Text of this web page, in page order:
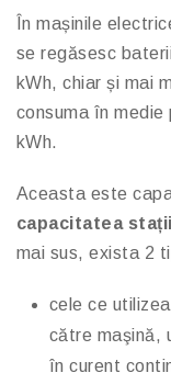
În mașinile
se regăsesc
kWh, chiar și mai
consuma în
kWh.
Aceasta este
capacitatea
mai sus, exista 2
cele ce
către maşină,
în curent